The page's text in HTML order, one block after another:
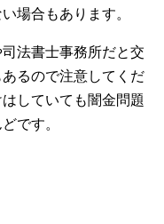
場合もあります。
法書士事務所だと交
るので注意してくだ
していても闇金問題
です。